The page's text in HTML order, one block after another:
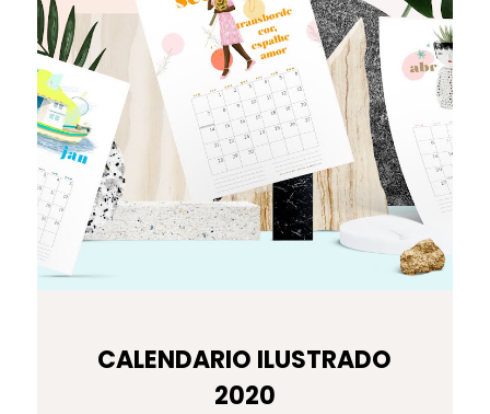
CALENDARIO ILUSTRADO
2020